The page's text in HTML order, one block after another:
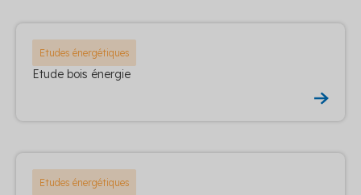
Etudes énergétiques
Etude bois énergie
Etudes énergétiques